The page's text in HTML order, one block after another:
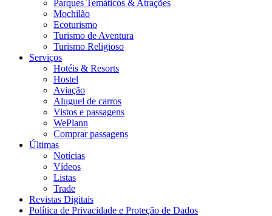
Parques Temáticos & Atrações
Mochilão
Ecoturismo
Turismo de Aventura
Turismo Religioso
Serviços
Hotéis & Resorts
Hostel
Aviação
Aluguel de carros
Vistos e passagens
WePlann
Comprar passagens
Últimas
Notícias
Vídeos
Listas
Trade
Revistas Digitais
Política de Privacidade e Proteção de Dados